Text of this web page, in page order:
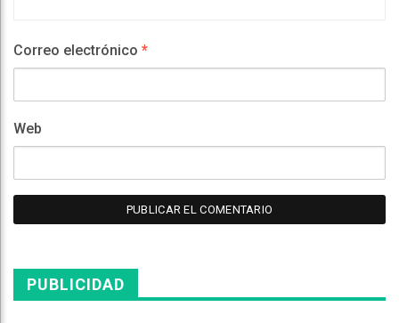
Correo electrónico *
Web
PUBLICIDAD